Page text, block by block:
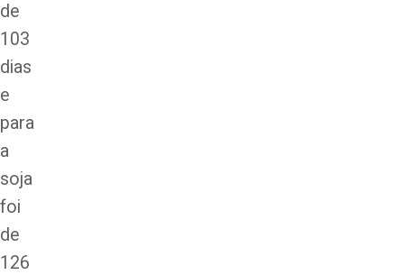
de
103
dias
e
para
a
soja
foi
de
126